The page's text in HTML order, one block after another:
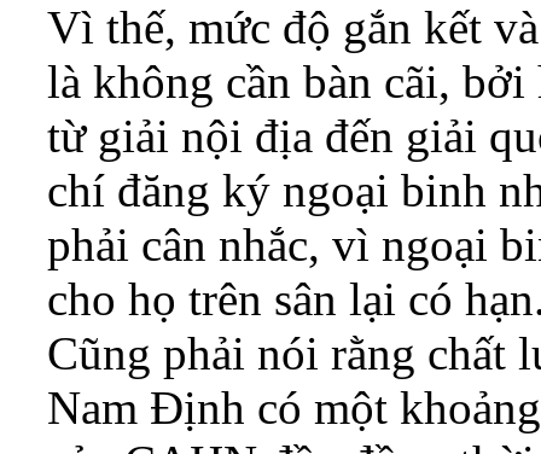
Vì thế, mức độ gắn kết
là không cần bàn cãi,
từ giải nội địa đến giải
chí đăng ký ngoại binh
phải cân nhắc, vì ngoại
cho họ trên sân lại có
Cũng phải nói rằng chất
Nam Định có một